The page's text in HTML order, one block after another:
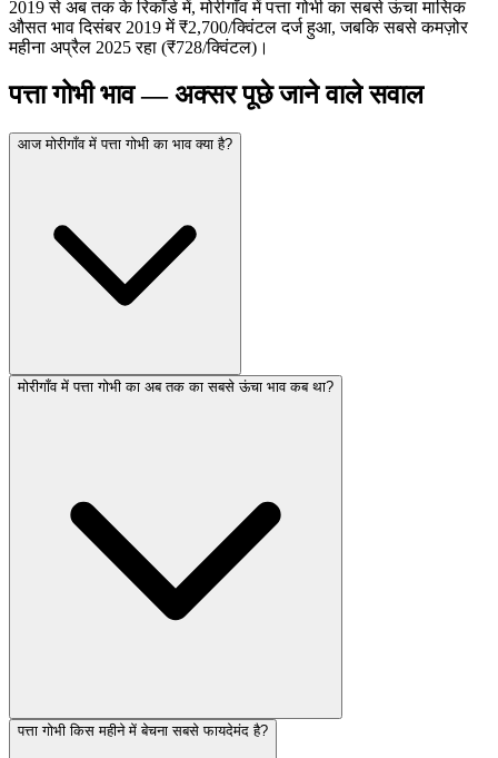
2019 से अब तक के रिकॉर्ड में, मोरीगाँव में पत्ता गोभी का सबसे ऊंचा मासिक
औसत भाव दिसंबर 2019 में ₹2,700/क्विंटल दर्ज हुआ, जबकि सबसे कमज़ोर
महीना अप्रैल 2025 रहा (₹728/क्विंटल)।
पत्ता गोभी भाव — अक्सर पूछे जाने वाले सवाल
आज मोरीगाँव में पत्ता गोभी का भाव क्या है?
मोरीगाँव में पत्ता गोभी का अब तक का सबसे ऊंचा भाव कब था?
पत्ता गोभी किस महीने में बेचना सबसे फायदेमंद है?